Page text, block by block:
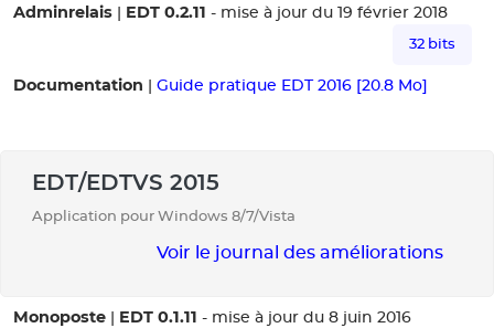
Adminrelais EDT 0.2.11 - mise à jour du 19 février 2018
32 bits
Documentation Guide pratique EDT 2016 [20.8 Mo]
EDT/EDTVS 2015
Application pour Windows 8/7/Vista
Voir le journal des améliorations
Monoposte | EDT 0.1.11 - mise à jour du 8 juin 2016